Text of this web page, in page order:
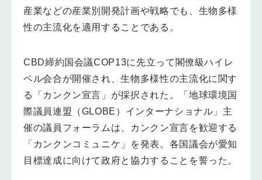
産業などの産業別開発計画や戦略でも、生物多様
性の主流化を適用することである。
CBD締約国会議COP13に先立って閣僚級ハイレ
ベル会合が開催され、生物多様性の主流化に関す
る「カンクン宣言」が採択された。「地球環境国
際議員連盟（GLOBE）インターナショナル」主
催の議員フォーラムは、カンクン宣言を歓迎する
「カンクンコミュニケ」を発表。各国議会が愛知
目標達成に向けて政府と協力することを誓った。